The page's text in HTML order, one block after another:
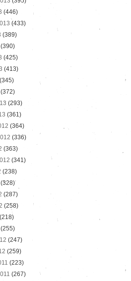
(446)
(433)
(389)
(390)
(425)
(413)
(345)
(372)
(293)
(361)
(364)
(336)
(363)
(341)
(238)
(328)
(287)
(258)
(218)
(255)
(247)
(259)
(223)
(267)